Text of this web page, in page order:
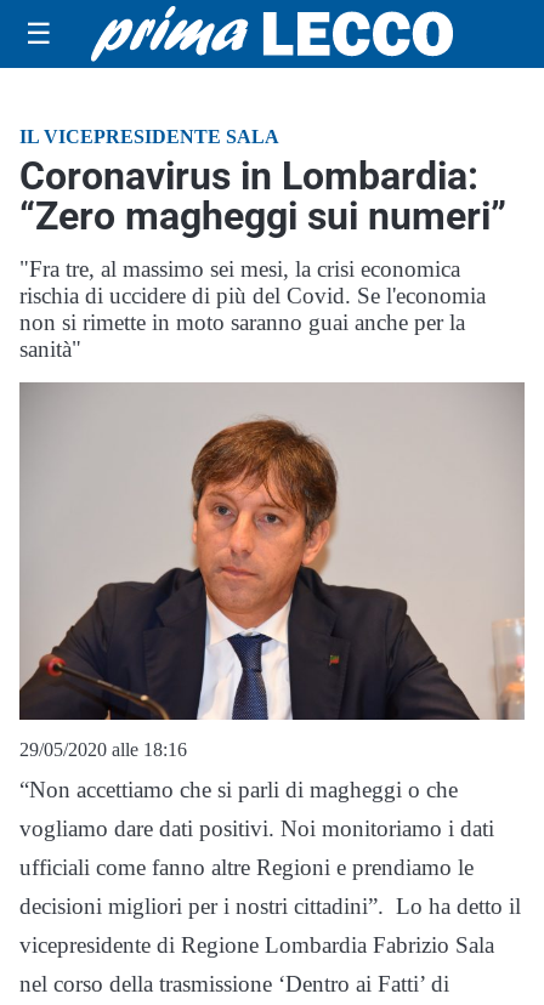
☰
IL VICEPRESIDENTE SALA
Coronavirus in Lombardia:
“Zero magheggi sui numeri”
"Fra tre, al massimo sei mesi, la crisi economica
rischia di uccidere di più del Covid. Se l'economia
non si rimette in moto saranno guai anche per la
sanità"
29/05/2020 alle 18:16
“Non accettiamo che si parli di magheggi o che
vogliamo dare dati positivi. Noi monitoriamo i dati
ufficiali come fanno altre Regioni e prendiamo le
decisioni migliori per i nostri cittadini”. Lo ha detto il
vicepresidente di Regione Lombardia Fabrizio Sala
nel corso della trasmissione ‘Dentro ai Fatti’ di